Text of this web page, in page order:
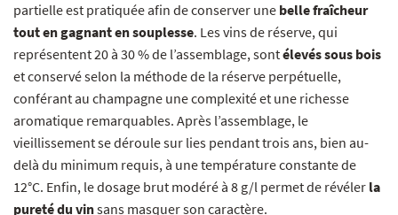
partielle est pratiquée afin de conserver une belle fraîcheur
tout en gagnant en souplesse. Les vins de réserve, qui
représentent 20 à 30 % de l’assemblage, sontélevés sous bois
et conservé selon la méthode de la réserve perpétuelle,
conférant au champagne une complexité et une richesse
aromatique remarquables. Après l’assemblage, le
vieillissement se déroule sur lies pendant trois ans, bien au-
delà du minimum requis, à une température constante de
12°C. Enfin, le dosage brut modéré à 8 g/l permet de révéler la
pureté du vinsans masquer son caractère.